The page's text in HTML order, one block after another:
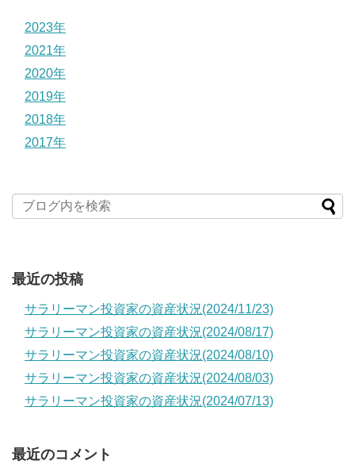
2023年
2021年
2020年
2019年
2018年
2017年
最近の投稿
サラリーマン投資家の資産状況(2024/11/23)
サラリーマン投資家の資産状況(2024/08/17)
サラリーマン投資家の資産状況(2024/08/10)
サラリーマン投資家の資産状況(2024/08/03)
サラリーマン投資家の資産状況(2024/07/13)
最近のコメント